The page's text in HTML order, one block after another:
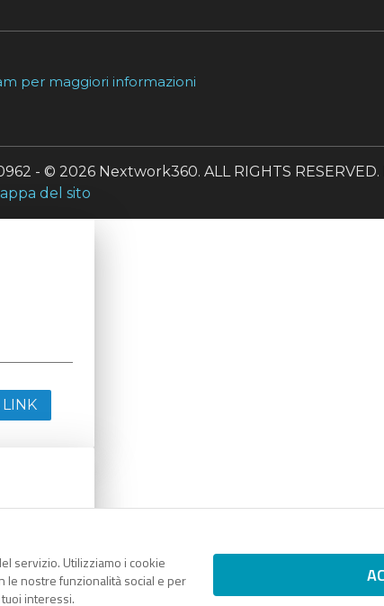
servizio. Utilizziamo i cookie
le nostre funzionalità social e per
interessi.
per maggiori informazioni
- © 2026 Nextwork360. ALL RIGHTS RESERVED.
del sito
LINK